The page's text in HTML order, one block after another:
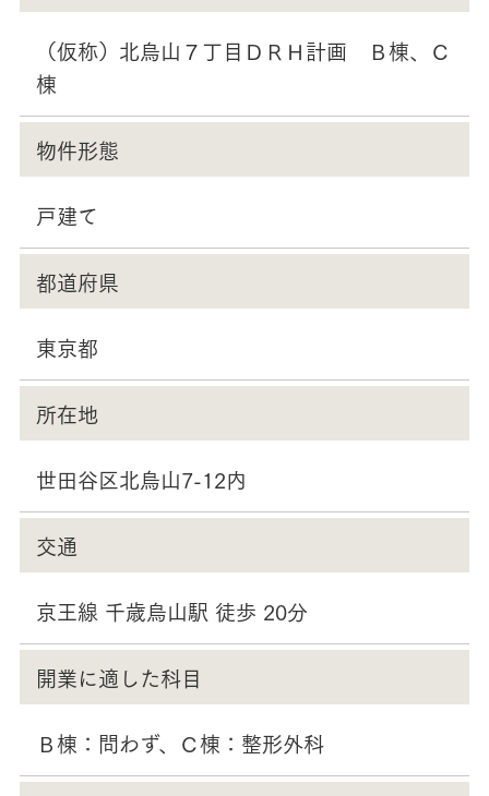
（仮称）北烏山７丁目ＤＲＨ計画 Ｂ棟、Ｃ
棟
物件形態
戸建て
都道府県
東京都
所在地
世田谷区北烏山7-12内
交通
京王線 千歳烏山駅 徒歩 20分
開業に適した科目
Ｂ棟：問わず、Ｃ棟：整形外科